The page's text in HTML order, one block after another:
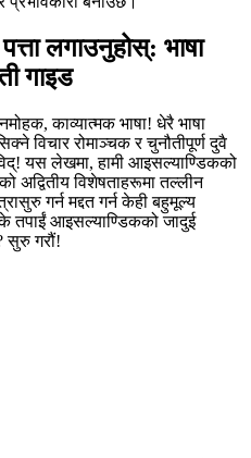
लगाउनुहोस्: भाषा
गाइड
काव्यात्मक भाषा! धेरै भाषा
विचार रोमाञ्चक र चुनौतीपूर्ण दुवै
यस लेखमा, हामी आइसल्याण्डिकको
अद्वितीय विशेषताहरूमा तल्लीन
गर्न मद्दत गर्न केही बहुमूल्य
तपाईं आइसल्याण्डिकको जादुई
सुरु गरौं!